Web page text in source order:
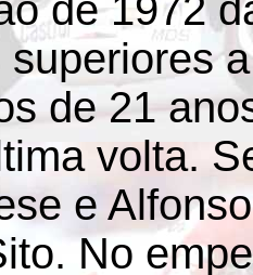
de 1972
superiores
de 21
volta.
e
No